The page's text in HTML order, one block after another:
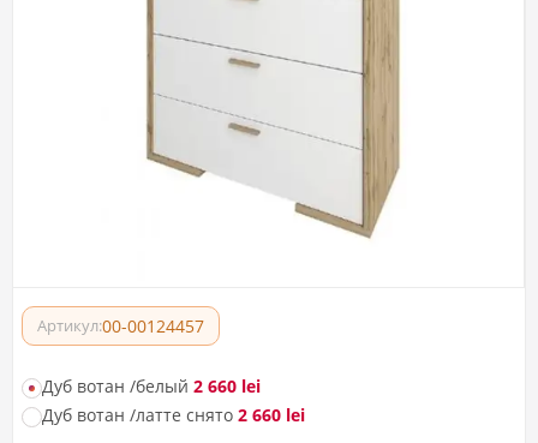
Артикул:00-00124457
Дуб вотан /белый 2 660 lei
Дуб вотан /латте снято 2 660 lei